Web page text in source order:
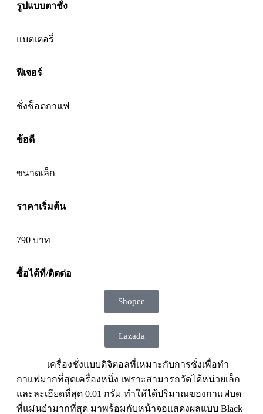
รูปแบบตาชั่ง
แบตเตอรี่
ฟีเจอร์
ชั่งช็อตกาแฟ
ข้อดี
ขนาดเล็ก
ราคาเริ่มต้น
790 บาท
ซื้อได้ที่/ติดต่อ
Shopee
Lazada
เครื่องชั่งแบบดิจิตอลที่เหมาะกับการชั่งเพื่อทำ
กาแฟมากที่สุดเครื่องหนึ่ง เพราะสามารถวัดได้หน่วยเล็ก
และละเอียดที่สุด 0.01 กรัม ทำให้ได้ปริมาณของกาแฟบด
ที่แม่นยำมากที่สุด มาพร้อมกับหน้าจอแสดงผลแบบ Black